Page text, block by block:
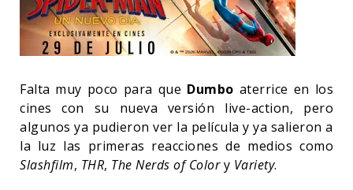
Falta muy poco para que Dumbo aterrice en los
cines con su nueva versión live-action, pero
algunos ya pudieron ver la película y ya salieron a
la luz las primeras reacciones de medios como
Slashfilm, THR, The Nerds of Colory Variety.